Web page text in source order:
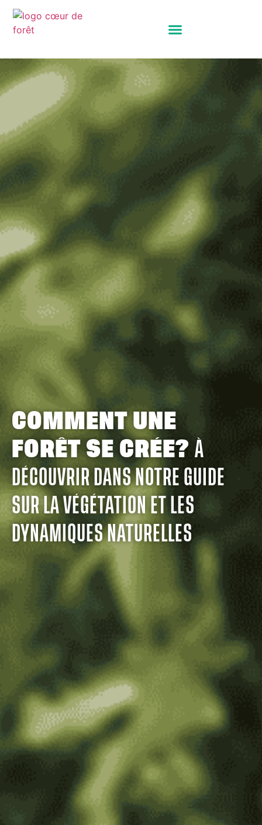
Panneau de gestion des cookies
COMMENT UNE
FORÊT SE CRÉE? À
DÉCOUVRIR DANS NOTRE GUIDE
SUR LA VÉGÉTATION ET LES
DYNAMIQUES NATURELLES